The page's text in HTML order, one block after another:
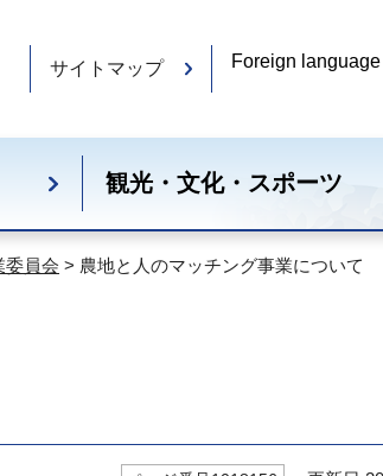
サイトマップ Foreign language
観光・文化・スポーツ
委員会 > 農地と人のマッチング事業について